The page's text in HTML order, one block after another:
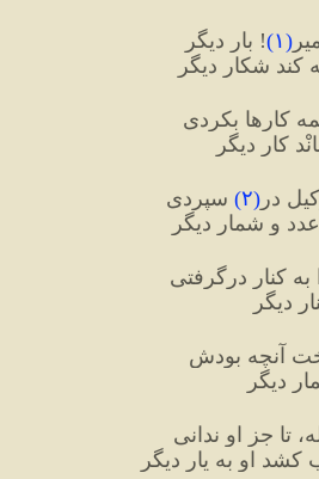
(۱)! بارِ دیگر
شکارِ دیگر
کارِ دیگر
در (۲) سپردی
عدد و شمارِ دیگر
به کنار درگرفتی
دیگر
آنچه بودش
دیگر
تا جز او ندانی
او به یارِ دیگر